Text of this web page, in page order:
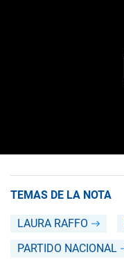
TEMAS DE LA NOTA
LAURA RAFFO
PARTIDO NACIONAL